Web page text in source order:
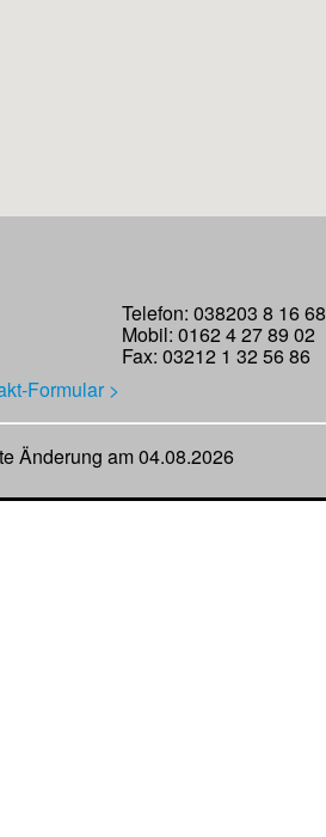
Telefon: 038203 8 16 68
Mobil: 0162 4 27 89 02
Fax: 03212 1 32 56 86
Formular >
Änderung am 04.08.2026